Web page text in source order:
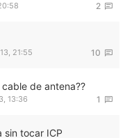
2
10
21:55
de antena??
1
13:36
sin tocar ICP